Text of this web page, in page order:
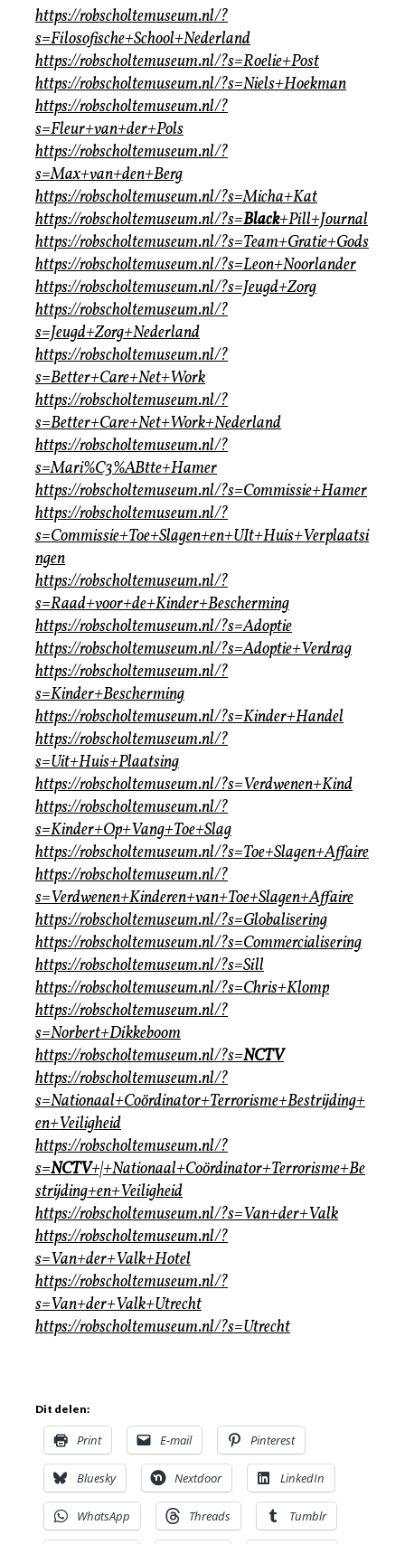
https://robscholtemuseum.nl/?
s=Filosofische+School+Nederland
https://robscholtemuseum.nl/?s=Roelie+Post
https://robscholtemuseum.nl/?s=Niels+Hoekman
https://robscholtemuseum.nl/?
s=Fleur+van+der+Pols
https://robscholtemuseum.nl/?
s=Max+van+den+Berg
https://robscholtemuseum.nl/?s=Micha+Kat
https://robscholtemuseum.nl/?s=Black+Pill+Journal
https://robscholtemuseum.nl/?s=Team+Gratie+Gods
https://robscholtemuseum.nl/?s=Leon+Noorlander
https://robscholtemuseum.nl/?s=Jeugd+Zorg
https://robscholtemuseum.nl/?
s=Jeugd+Zorg+Nederland
https://robscholtemuseum.nl/?
s=Better+Care+Net+Work
https://robscholtemuseum.nl/?
s=Better+Care+Net+Work+Nederland
https://robscholtemuseum.nl/?
s=Mari%C3%ABtte+Hamer
https://robscholtemuseum.nl/?s=Commissie+Hamer
https://robscholtemuseum.nl/?
s=Commissie+Toe+Slagen+en+UIt+Huis+Verplaatsi
ngen
https://robscholtemuseum.nl/?
s=Raad+voor+de+Kinder+Bescherming
https://robscholtemuseum.nl/?s=Adoptie
https://robscholtemuseum.nl/?s=Adoptie+Verdrag
https://robscholtemuseum.nl/?
s=Kinder+Bescherming
https://robscholtemuseum.nl/?s=Kinder+Handel
https://robscholtemuseum.nl/?
s=Uit+Huis+Plaatsing
https://robscholtemuseum.nl/?s=Verdwenen+Kind
https://robscholtemuseum.nl/?
s=Kinder+Op+Vang+Toe+Slag
https://robscholtemuseum.nl/?s=Toe+Slagen+Affaire
https://robscholtemuseum.nl/?
s=Verdwenen+Kinderen+van+Toe+Slagen+Affaire
https://robscholtemuseum.nl/?s=Globalisering
https://robscholtemuseum.nl/?s=Commercialisering
https://robscholtemuseum.nl/?s=Sill
https://robscholtemuseum.nl/?s=Chris+Klomp
https://robscholtemuseum.nl/?
s=Norbert+Dikkeboom
https://robscholtemuseum.nl/?s=NCTV
https://robscholtemuseum.nl/?
s=Nationaal+Coördinator+Terrorisme+Bestrijding+
en+Veiligheid
https://robscholtemuseum.nl/?
s=NCTV+|+Nationaal+Coördinator+Terrorisme+Be
strijding+en+Veiligheid
https://robscholtemuseum.nl/?s=Van+der+Valk
https://robscholtemuseum.nl/?
s=Van+der+Valk+Hotel
https://robscholtemuseum.nl/?
s=Van+der+Valk+Utrecht
https://robscholtemuseum.nl/?s=Utrecht
Dit delen:
Print E-mail Pinterest
Bluesky Nextdoor LinkedIn
WhatsApp Threads Tumblr